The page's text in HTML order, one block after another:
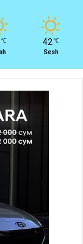
℃ 42 ℃
Sesh